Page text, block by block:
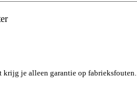
krijg je alleen garantie op fabrieksfouten.